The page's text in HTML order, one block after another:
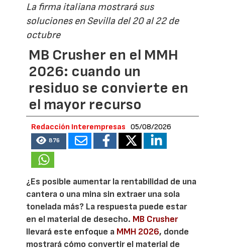
La firma italiana mostrará sus
soluciones en Sevilla del 20 al 22 de
octubre
MB Crusher en el MMH
2026: cuando un
residuo se convierte en
el mayor recurso
Redacción Interempresas 05/08/2026
876
¿Es posible aumentar la rentabilidad de una
cantera o una mina sin extraer una sola
tonelada más? La respuesta puede estar
en el material de desecho. MB Crusher
llevará este enfoque a MMH 2026, donde
mostrará cómo convertir el material de